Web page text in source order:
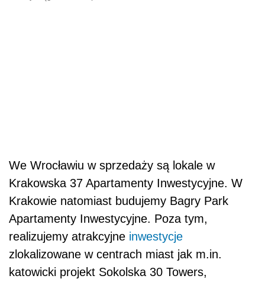
We Wrocławiu w sprzedaży są lokale w
Krakowska 37 Apartamenty Inwestycyjne. W
Krakowie natomiast budujemy Bagry Park
Apartamenty Inwestycyjne. Poza tym,
realizujemy atrakcyjne inwestycje
zlokalizowane w centrach miast jak m.in.
katowicki projekt Sokolska 30 Towers,